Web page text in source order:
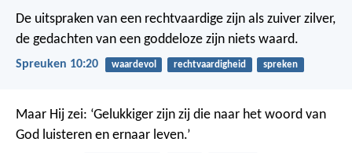
De uitspraken van een rechtvaardige zijn als zuiver zilver,
de gedachten van een goddeloze zijn niets waard.
Spreuken 10:20 waardevol rechtvaardigheid spreken
Maar Hij zei: ‘Gelukkiger zijn zij die naar het woord van
God luisteren en ernaar leven.’